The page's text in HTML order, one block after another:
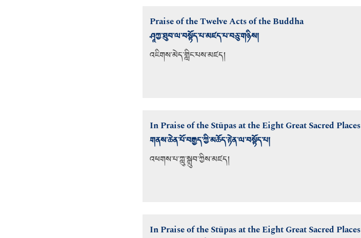
Praise of the Twelve Acts of the Buddha
ཤཱཀྱ་ཐུབ་ལ་བསྟོད་པ་མཛད་པ་བཅུ་གཉིས།
འཇིགས་མེད་གླིང་པས་མཛད།
In Praise of the Stūpas at the Eight Great Sacred Places
གནས་ཆེན་པོ་བརྒྱད་ཀྱི་མཆོད་རྟེན་ལ་བསྟོད་པ།
འཕགས་པ་ཀླུ་སྒྲུབ་ཀྱིས་མཛད།
In Praise of the Stūpas at the Eight Great Sacred Places